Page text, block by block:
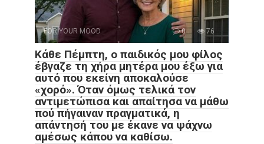
FOR YOUR MOOD 0 76
Κάθε Πέμπτη, ο παιδικός μου φίλος
έβγαζε τη χήρα μητέρα μου έξω για
αυτό που εκείνη αποκαλούσε
«χορό». Όταν όμως τελικά τον
αντιμετώπισα και απαίτησα να μάθω
πού πήγαιναν πραγματικά, η
απάντησή του με έκανε να ψάχνω
αμέσως κάπου να καθίσω.